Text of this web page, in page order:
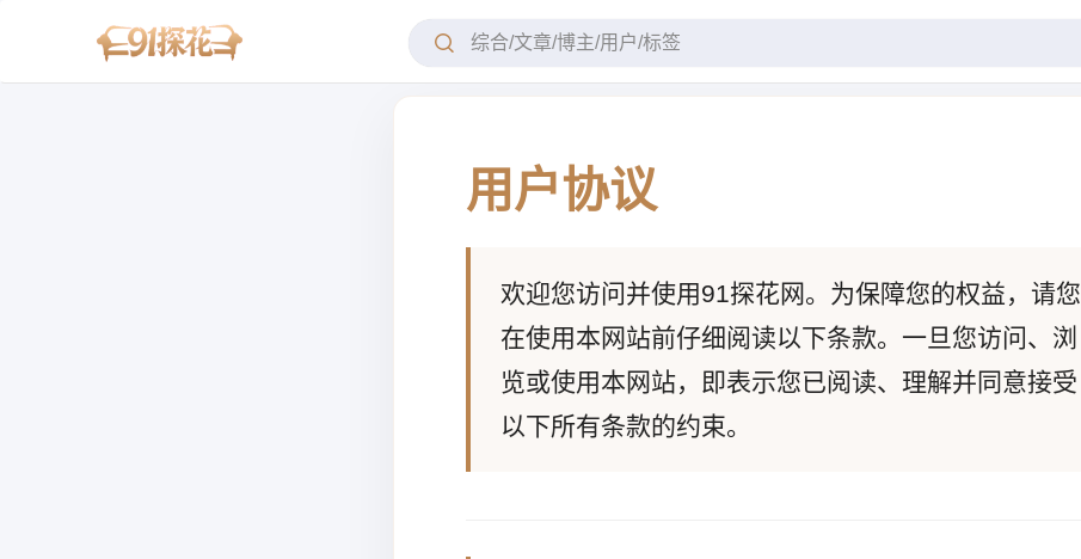
用户协议
欢迎您访问并使用91探花网。为保障您的权益，请您
在使用本网站前仔细阅读以下条款。一旦您访问、浏
览或使用本网站，即表示您已阅读、理解并同意接受
以下所有条款的约束。